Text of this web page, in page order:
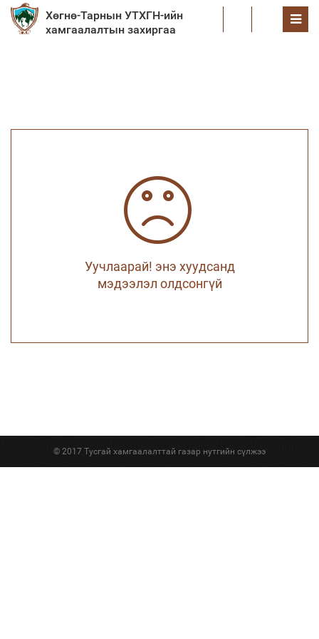
Хөгнө-Тарнын УТХГН-ийн
хамгаалалтын захиргаа
Уучлаарай! энэ хуудсанд
мэдээлэл олдсонгүй
© 2017 Тусгай хамгаалалттай газар нутгийн сүлжээ